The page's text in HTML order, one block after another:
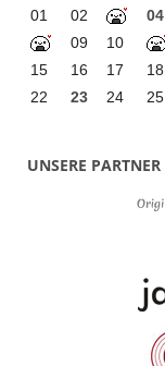
01 02 04
09
10
15
16 17 18
22
23 24 25
UNSERE PARTNER